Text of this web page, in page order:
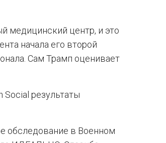
медицинский центр, и это
начала его второй
Сам Трамп оценивает
результаты
обследование в Военном